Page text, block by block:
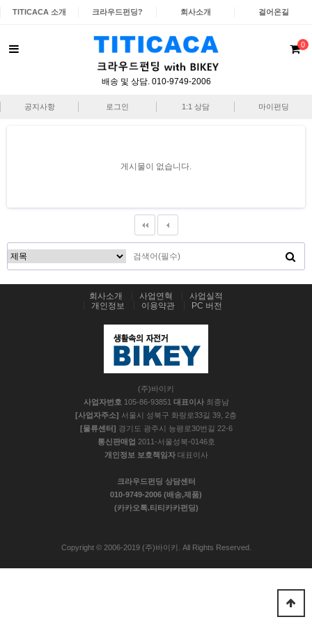
TITICACA 소개 크라우드펀딩? 회사소개 걸어온길
배송 및 상담. 010-9749-2006
0
공지사항 로그인 1:1 상담 마이펀딩
게시물이 없습니다.
회사소개 사업연혁
사업실적
개인정보
이용약관 PC 버전
(주)바이키
사업자번호 105-86-93851 대표이사최종남
[사업자주소] 서울시 성북구 화랑로33길 39, 2층
[물류센터] 경기도 광주시 능평로30번길 22-6
통신판매업 2011-서울성북-0146호
개인정보 보호책임자대표이사
크라우드펀딩 상담센터
010-9749-2006 (배송,제품)
(카카오톡.티티카카펀딩)
Copyright © 2006-2019 (주)바이키. All Rights Reserved.